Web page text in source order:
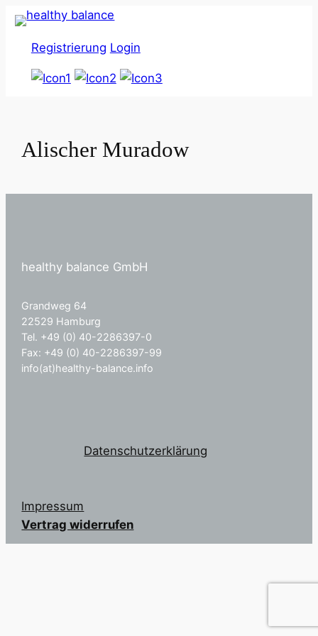
Zum
springenRegistrierung Login
Alischer Muradow
healthy balance GmbH
Grandweg 64
22529 Hamburg
Tel. +49 (0) 40-2286397-0
Fax: +49 (0) 40-2286397-99
info(at)healthy-balance.info
Impressum
Datenschutzerklärung
Vertrag widerrufen